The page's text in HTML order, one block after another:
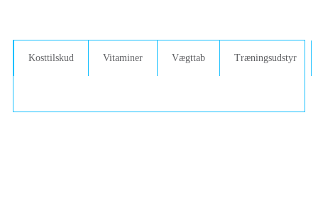
Kosttilskud Vitaminer Vægttab Træningsudstyr